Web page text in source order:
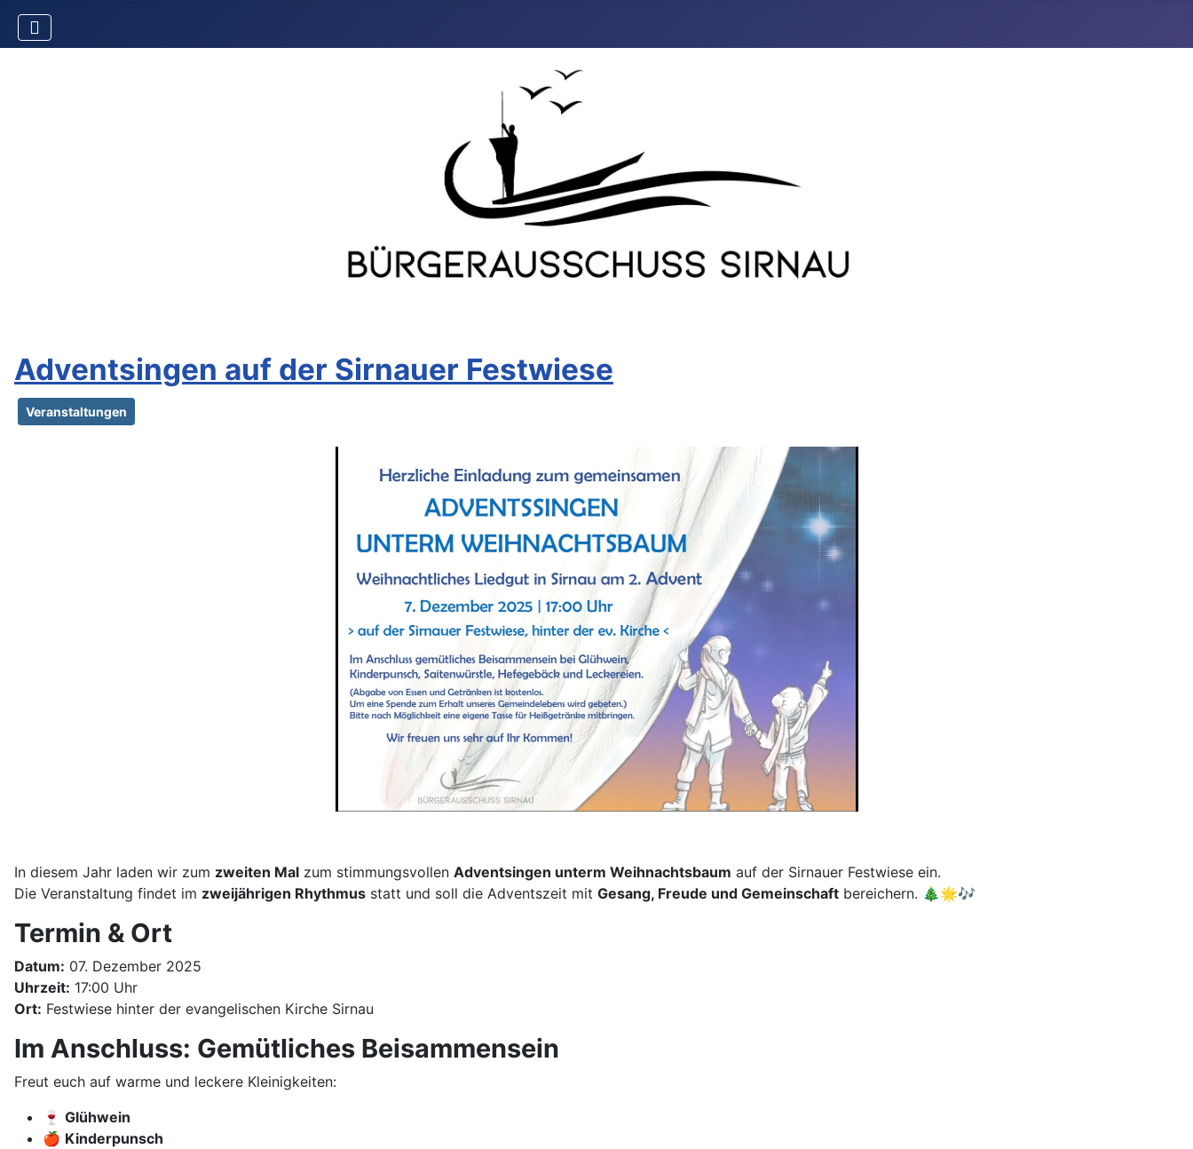
Adventsingen auf der Sirnauer Festwiese
Veranstaltungen
In diesem Jahr laden wir zum zweiten Mal zum stimmungsvollen Adventsingen unterm Weihnachtsbaum auf der Sirnauer Festwiese ein.
Die Veranstaltung findet im zweijährigen Rhythmus statt und soll die Adventszeit mit Gesang, Freude und Gemeinschaft bereichern. 🎄🌟🎶
Termin & Ort
Datum: 07. Dezember 2025
Uhrzeit: 17:00 Uhr
Ort: Festwiese hinter der evangelischen Kirche Sirnau
Im Anschluss: Gemütliches Beisammensein
Freut euch auf warme und leckere Kleinigkeiten:
🍷 Glühwein
🍎 Kinderpunsch